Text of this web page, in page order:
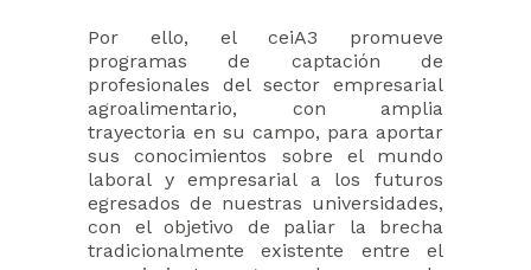
Por ello, el ceiA3 promueve
programas de captación de
profesionales del sector empresarial
agroalimentario, con amplia
trayectoria en su campo, para aportar
sus conocimientos sobre el mundo
laboral y empresarial a los futuros
egresados de nuestras universidades,
con el objetivo de paliar la brecha
tradicionalmente existente entre el